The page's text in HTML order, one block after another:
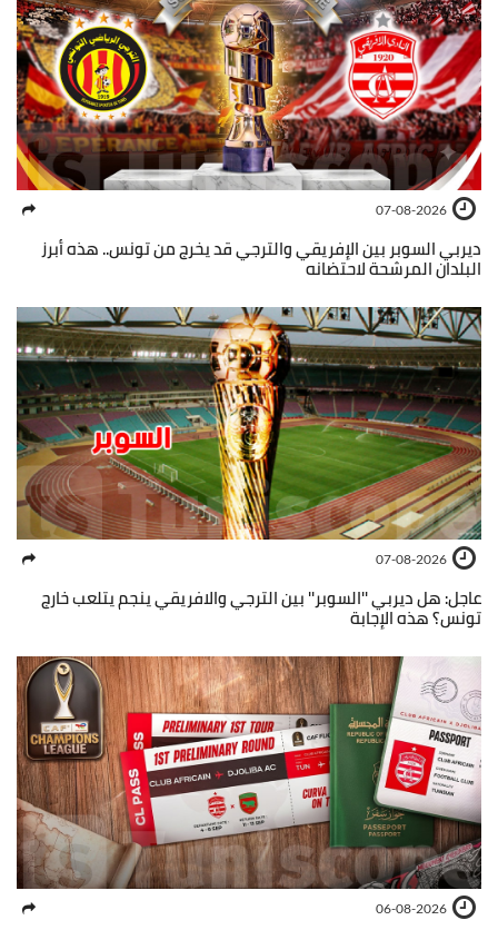
07-08-2026
ديربي السوبر بين الإفريقي والترجي قد يخرج من تونس.. هذه أبرز
البلدان المرشحة لاحتضانه
07-08-2026
عاجل: هل ديربي ''السوبر'' بين الترجي والافريقي ينجم يتلعب خارج
تونس؟ هذه الإجابة
06-08-2026